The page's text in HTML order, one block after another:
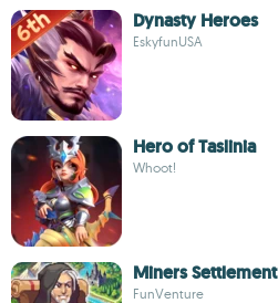
Dynasty Heroes
EskyfunUSA
Hero of Taslinia
Whoot!
Miners Settlement
FunVenture